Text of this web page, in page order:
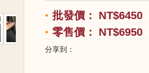
批發價： NT$6450
零售價： NT$6950
分享到：